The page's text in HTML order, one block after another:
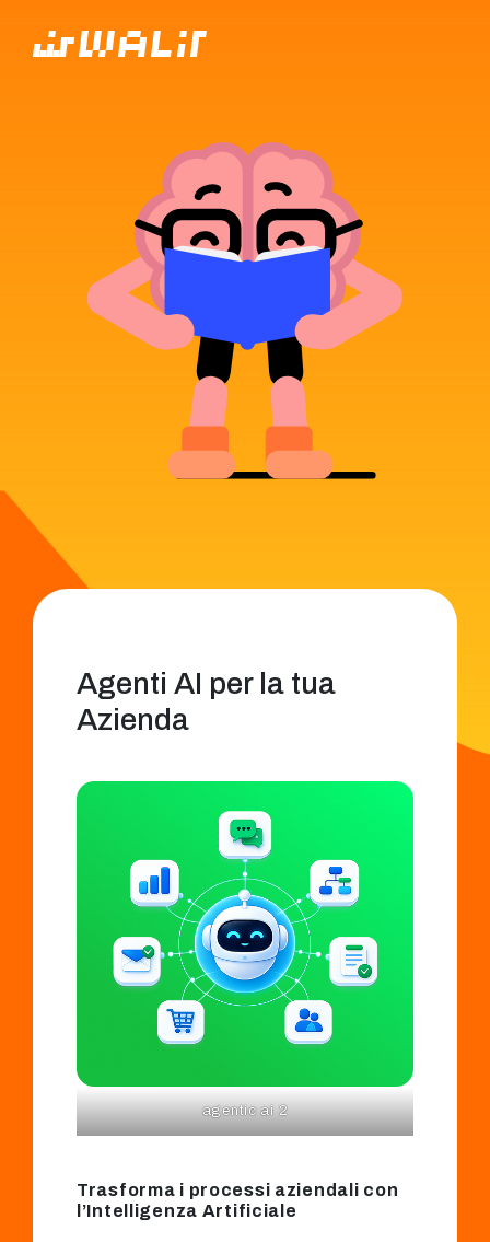
Agenti AI per la tua
Azienda
agentic ai 2
Trasforma i processi aziendali con
l’Intelligenza Artificiale